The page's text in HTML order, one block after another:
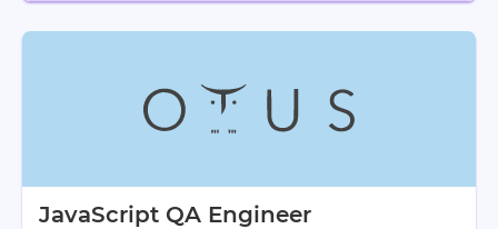
JavaScript QA Engineer